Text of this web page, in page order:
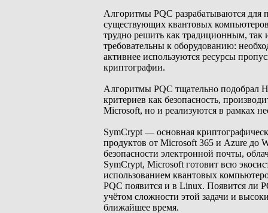
Алгоритмы PQC разрабатываются для
существующих квантовых
трудно решить как традиционным,
требовательны к оборудованию:
активнее используются ресурсы
криптографии.
Алгоритмы PQC тщательно подобрал
критериев как безопасность,
Microsoft, но и реализуются в рамках
SymCrypt — основная
продуктов от Microsoft 365 и Azure до
безопасности электронной почты,
SymCrypt, Microsoft готовит всю
использованием квантовых
PQC появится и в Linux. Появится ли
учётом сложности этой задачи и
ближайшее время.